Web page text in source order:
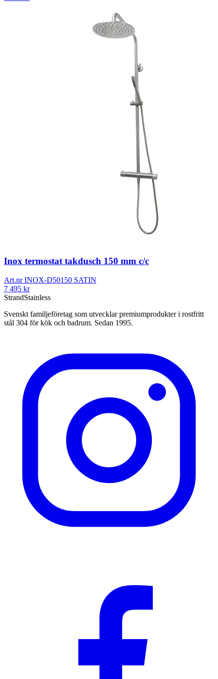
Inox termostat takdusch 150 mm c/c
Art.nrINOX-D50150 SATIN
7 495 kr
StrandStainless
Svenskt familjeföretag som utvecklar premiumprodukter i rostfritt
stål 304 för kök och badrum. Sedan 1995.